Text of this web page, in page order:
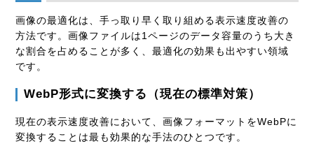
画像の最適化は、手っ取り早く取り組める表示速度改善の
方法です。画像ファイルは1ページのデータ容量のうち大き
な割合を占めることが多く、最適化の効果も出やすい領域
です。
WebP形式に変換する（現在の標準対策）
現在の表示速度改善において、画像フォーマットをWebPに
変換することは最も効果的な手法のひとつです。